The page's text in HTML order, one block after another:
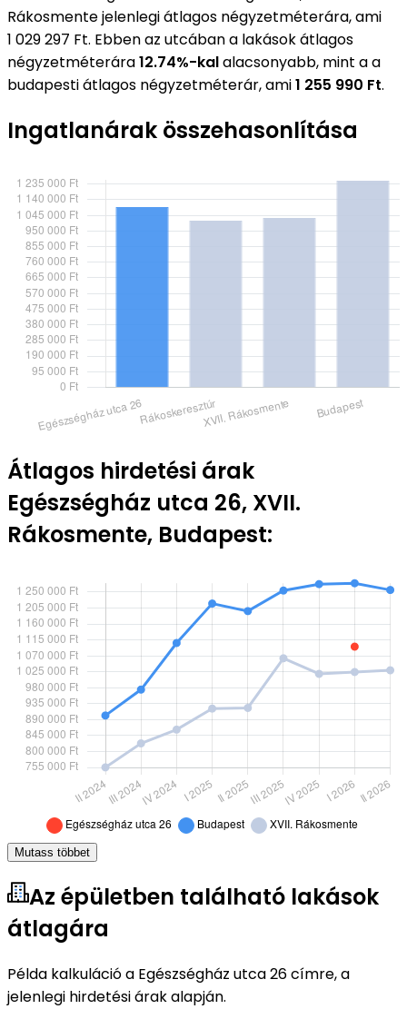
Rákosmente jelenlegi átlagos négyzetméterára, ami
1 029 297 Ft. Ebben az utcában a lakások átlagos
négyzetméterára12.74%-kalalacsonyabb, mint a a
budapesti átlagos négyzetméterár, ami1 255 990 Ft.
Ingatlanárak összehasonlítása
Átlagos hirdetési árak
Egészségház utca 26, XVII.
Rákosmente, Budapest:
Mutass többet
Az épületben található lakások
átlagára
Példa kalkuláció a Egészségház utca 26 címre, a
jelenlegi hirdetési árak alapján.